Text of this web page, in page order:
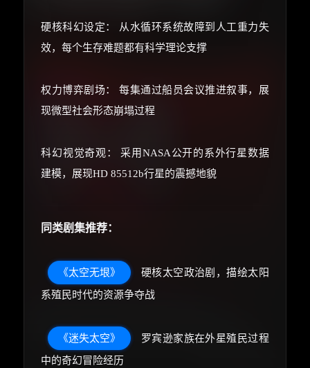
硬核科幻设定： 从水循环系统故障到人工重力失
效，每个生存难题都有科学理论支撑
权力博弈剧场： 每集通过船员会议推进叙事，展
现微型社会形态崩塌过程
科幻视觉奇观： 采用NASA公开的系外行星数据
建模，展现HD 85512b行星的震撼地貌
同类剧集推荐：
《太空无垠》
硬核太空政治剧，描绘太阳
系殖民时代的资源争夺战
《迷失太空》
罗宾逊家族在外星殖民过程
中的奇幻冒险经历